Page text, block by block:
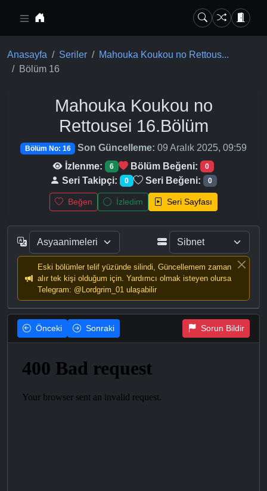
Anasayfa Seriler
Mahouka Koukou no Rettous...
Bölüm 16
Mahouka Koukou no
Rettousei 16.Bölüm
Bölüm No: 16 Son Güncelleme: 09 Aralık 2025, 09:59
İzlenme:
6 Bölüm Beğeni: 0
Seri Takipçi: 0 Seri Beğeni: 0
Beğen İzledim Seri Sayfası
Eski bölümler telif yüzünde silindi, Güncellemem zaman
alır tek kişi olduğum için. Yardımcı olmak isteyen olursa
Telegram: @Lordgrim_01 ulaşabilir
Önceki Sonraki Sorun Bildir